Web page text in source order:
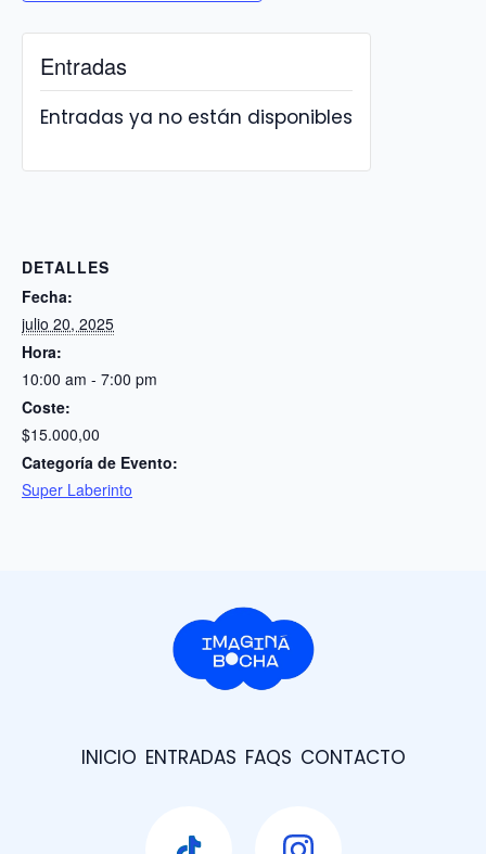
DETALLES
Fecha:
julio 20, 2025
Hora:
10:00 am - 7:00 pm
Coste:
$15.000,00
Categoría de Evento:
Super Laberinto
Entradas
Entradas ya no están disponibles
INICIO ENTRADAS FAQS CONTACTO